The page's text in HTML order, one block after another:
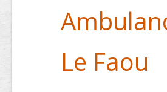
Le Faou